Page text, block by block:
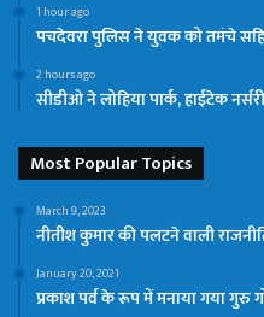
1 hour ago
पचदेवरा पुलिस ने युवक को तमंचे
2 hours ago
सीडीओ ने लोहिया पार्क, हाईटेक
Most Popular Topics
March 9, 2023
नीतीश कुमार की पलटने वाली
January 20, 2021
प्रकाश पर्व के रूप में मनाया गया गुरु